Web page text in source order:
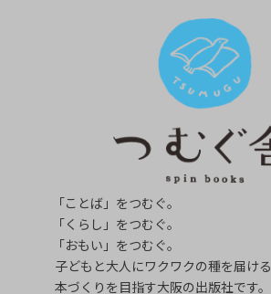
「ことば」をつむぐ。
「くらし」をつむぐ。
「おもい」をつむぐ。
子どもと大人にワクワクの種を届ける
本づくりを目指す大阪の出版社です。